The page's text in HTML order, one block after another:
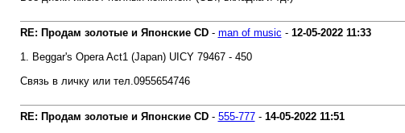
RE: Продам золотые и Японские CD- man of music - 12-05-2022 11:33
1. Beggar's Opera Act1 (Japan) UICY 79467 - 450
Связь в личку или тел.0955654746
RE: Продам золотые и Японские CD- 555-777- 14-05-2022 11:51